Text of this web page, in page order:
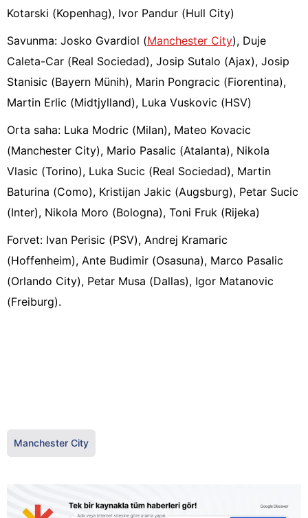
Kotarski (Kopenhag), Ivor Pandur (Hull City)
Savunma: Josko Gvardiol (Manchester City), Duje
Caleta-Car (Real Sociedad), Josip Sutalo (Ajax), Josip
Stanisic (Bayern Münih), Marin Pongracic (Fiorentina),
Martin Erlic (Midtjylland), Luka Vuskovic (HSV)
Orta saha: Luka Modric (Milan), Mateo Kovacic
(Manchester City), Mario Pasalic (Atalanta), Nikola
Vlasic (Torino), Luka Sucic (Real Sociedad), Martin
Baturina (Como), Kristijan Jakic (Augsburg), Petar Sucic
(Inter), Nikola Moro (Bologna), Toni Fruk (Rijeka)
Forvet: Ivan Perisic (PSV), Andrej Kramaric
(Hoffenheim), Ante Budimir (Osasuna), Marco Pasalic
(Orlando City), Petar Musa (Dallas), Igor Matanovic
(Freiburg).
Manchester City